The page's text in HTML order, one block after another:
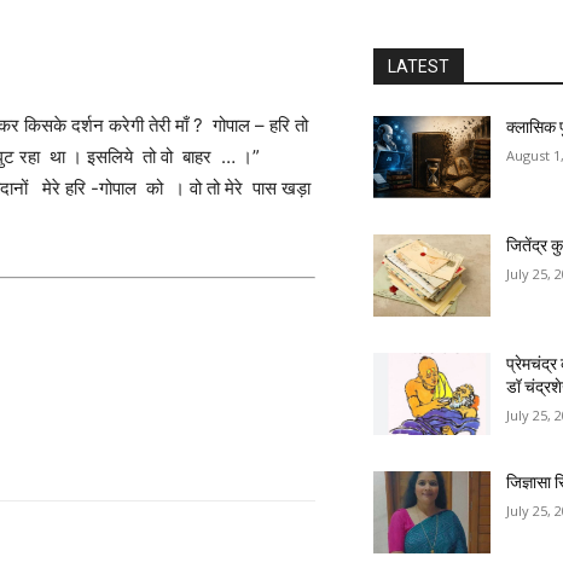
दर्शन करेगी तेरी माँ ? गोपाल – हरि तो
रहा था । इसलिये तो वो बाहर … ।”
मेरे हरि -गोपाल को । वो तो मेरे पास खड़ा
LATEST
क्लासिक
August
जितेंद्र
July 25,
प्रेमचंद्र
डॉ
July 25,
जिज्ञासा
July 25,